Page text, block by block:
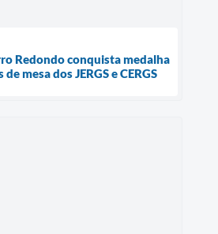
Redondo conquista medalha
mesa dos JERGS e CERGS